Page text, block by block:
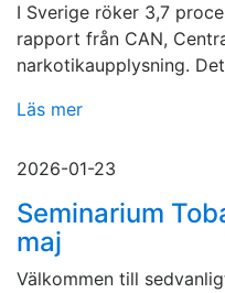
I Sverige röker 3,7
rapport från CAN,
narkotikaupplysning.
Läs mer
2026-01-23
Seminarium
maj
Välkommen till